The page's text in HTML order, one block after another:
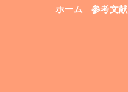
ホーム 参考文献